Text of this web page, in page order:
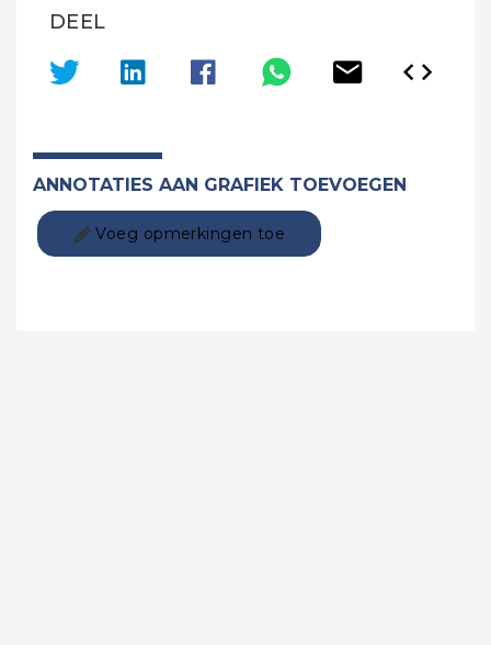
DEEL
ANNOTATIES AAN GRAFIEK TOEVOEGEN
Voeg opmerkingen toe